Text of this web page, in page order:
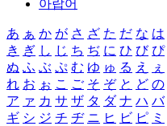
아랍어
あ ぁ か が さ ざ た だ な は
き ぎ し じ ち ぢ に ひ び ぴ
ぬ ふ ぶ ぷ む ゆ ゅ る え ぇ
れ お ぉ こ ご そ ぞ と ど の
ア ァ カ サ ザ タ ダ ナ ハ バ
ギ シ ジ チ ヂ ニ ヒ ビ ピ ミ